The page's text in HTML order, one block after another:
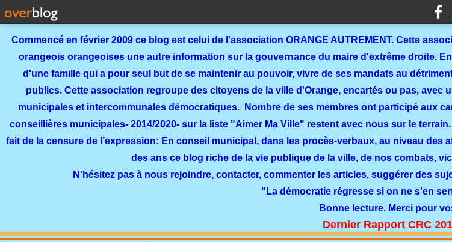
Commencé en février 2009 ce blog est celui de l'association ORANGE AUTREMENT. Cette
orangeois orangeoises une autre information sur la gouvernance du maire d'extrême droite.
d'une famille qui a pour seul but de se maintenir au pouvoir, vivre de ses mandats au
publics. Cette association regroupe des citoyens de la ville d'Orange, encartés ou pas,
municipales et intercommunales démocratiques. Nombre de ses membres ont participé aux
conseillières municipales- 2014/2020- sur la liste "Aimer Ma Ville" restent avec nous sur le
fait de la censure de l’expression: En conseil municipal, dans les procès-verbaux, au niveau
des ans ce blog riche de la vie publique de la ville, de nos combats,
N'hésitez pas à nous rejoindre, contacter, commenter les articles, suggérer des
"La démocratie régresse si on ne s'en
Bonne lecture. Merci pour
Dernier Rapport CRC